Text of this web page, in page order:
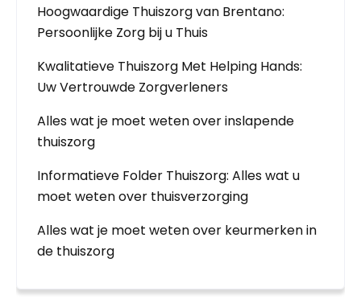
Hoogwaardige Thuiszorg van Brentano:
Persoonlijke Zorg bij u Thuis
Kwalitatieve Thuiszorg Met Helping Hands:
Uw Vertrouwde Zorgverleners
Alles wat je moet weten over inslapende
thuiszorg
Informatieve Folder Thuiszorg: Alles wat u
moet weten over thuisverzorging
Alles wat je moet weten over keurmerken in
de thuiszorg